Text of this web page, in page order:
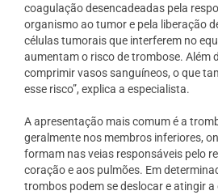
coagulação desencadeadas pela
organismo ao tumor e pela liberação
células tumorais que interferem no
aumentam o risco de trombose. Além
comprimir vasos sanguíneos, o que
esse risco”, explica a especialista.
A apresentação mais comum é a
geralmente nos membros inferiores,
formam nas veias responsáveis pelo
coração e aos pulmões. Em
trombos podem se deslocar e atingir